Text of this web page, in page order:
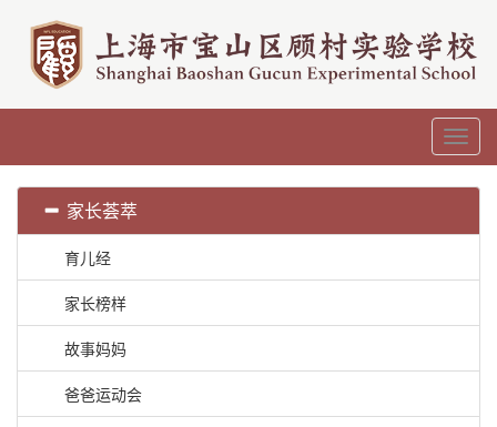
家长荟萃
育儿经
家长榜样
故事妈妈
爸爸运动会